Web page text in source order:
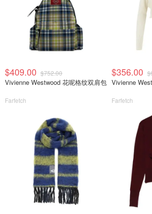
$409.00 $752.00
Vivienne Westwood 花呢格纹双肩包
Farfetch
$356.00
Vivienne
Farfetch